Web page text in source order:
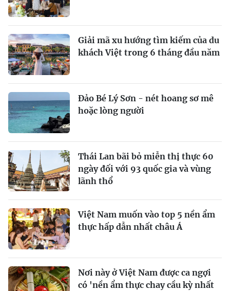
Giải mã xu hướng tìm kiếm của du
khách Việt trong 6 tháng đầu năm
Đảo Bé Lý Sơn - nét hoang sơ mê
hoặc lòng người
Thái Lan bãi bỏ miễn thị thực 60
ngày đối với 93 quốc gia và vùng
lãnh thổ
Việt Nam muốn vào top 5 nền ẩm
thực hấp dẫn nhất châu Á
Nơi này ở Việt Nam được ca ngợi
có 'nền ẩm thực chay cầu kỳ nhất